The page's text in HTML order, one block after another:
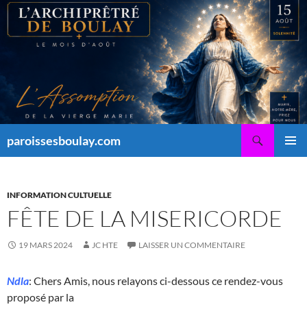
Aller
contenu
paroissesboulay.com
INFORMATION CULTUELLE
FÊTE DE LA MISERICORDE
19 MARS 2024 JC HTE LAISSER UN COMMENTAIRE
Ndla: Chers Amis, nous relayons ci-dessous ce rendez-vous
proposé par la